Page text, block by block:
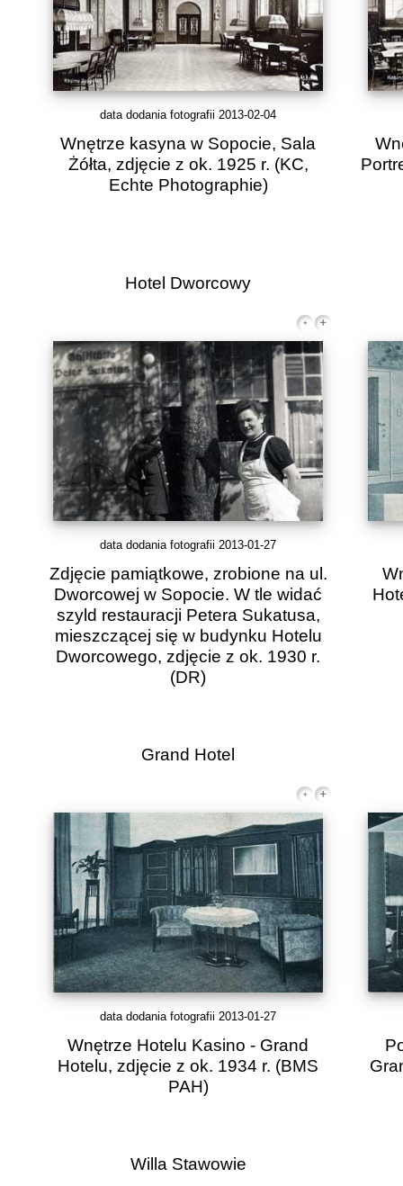
data dodania fotografii 2013-02-04
Wnętrze kasyna w Sopocie, Sala
Żółta, zdjęcie z ok. 1925 r. (KC,
Echte Photographie)
Hotel Dworcowy
data dodania fotografii 2013-01-27
Zdjęcie pamiątkowe, zrobione na ul.
Dworcowej w Sopocie. W tle widać
szyld restauracji Petera Sukatusa,
mieszczącej się w budynku Hotelu
Dworcowego, zdjęcie z ok. 1930 r.
(DR)
Grand Hotel
data dodania fotografii 2013-01-27
Wnętrze Hotelu Kasino - Grand
Hotelu, zdjęcie z ok. 1934 r. (BMS
PAH)
Willa Stawowie